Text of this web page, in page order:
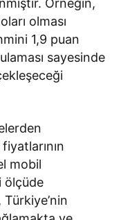
Örneğin,
olması
1,9 puan
sayesinde
mobil
ölçüde
Türkiye’nin